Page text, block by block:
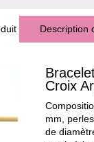
Description
Croix
mm,
de